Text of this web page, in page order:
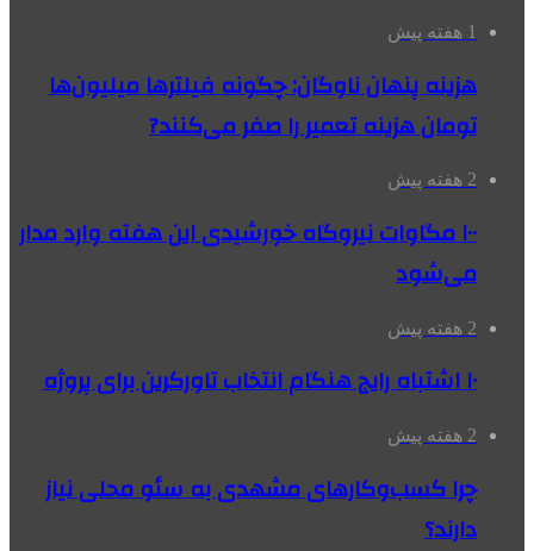
1 هفته پیش
هزینه پنهان ناوگان: چگونه فیلترها میلیون‌ها
تومان هزینه تعمیر را صفر می‌کنند?
2 هفته پیش
۱۰۰ مگاوات نیروگاه‌ خورشیدی این هفته وارد مدار
می‌شود
2 هفته پیش
۱۰ اشتباه رایج هنگام انتخاب تاورکرین برای پروژه
2 هفته پیش
چرا کسب‌وکارهای مشهدی به سئو محلی نیاز
دارند؟